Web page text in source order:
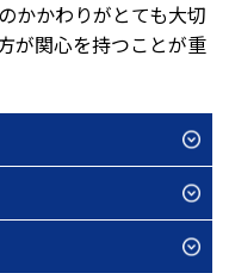
かかわりがとても大切
が関心を持つことが重